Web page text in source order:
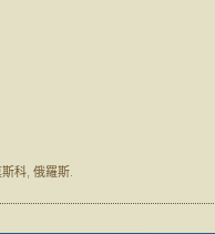
斯科 俄羅斯